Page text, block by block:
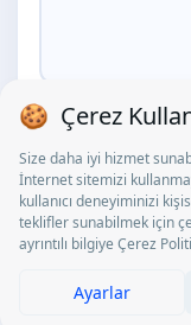
Bilgileriniz yalnızca